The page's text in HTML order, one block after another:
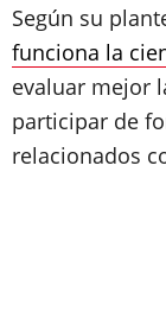
Según su
funciona la
evaluar mejor
participar de
relacionados